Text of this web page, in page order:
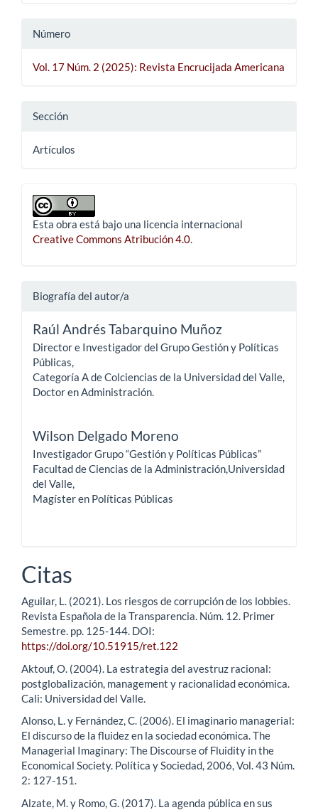
Número
Vol. 17 Núm. 2 (2025): Revista Encrucijada Americana
Sección
Artículos
Esta obra está bajo una licencia internacional
Creative Commons Atribución 4.0.
Biografía del autor/a
Raúl Andrés Tabarquino Muñoz
Director e Investigador del Grupo Gestión y Políticas
Públicas,
Categoría A de Colciencias de la Universidad del Valle,
Doctor en Administración.
Wilson Delgado Moreno
Investigador Grupo “Gestión y Políticas Públicas”
Facultad de Ciencias de la Administración,Universidad
del Valle,
Magíster en Políticas Públicas
Citas
Aguilar, L. (2021). Los riesgos de corrupción de los lobbies.
Revista Española de la Transparencia. Núm. 12. Primer
Semestre. pp. 125-144. DOI:
https://doi.org/10.51915/ret.122
Aktouf, O. (2004). La estrategia del avestruz racional:
postglobalización, management y racionalidad económica.
Cali: Universidad del Valle.
Alonso, L. y Fernández, C. (2006). El imaginario managerial:
El discurso de la fluidez en la sociedad económica. The
Managerial Imaginary: The Discourse of Fluidity in the
Economical Society. Política y Sociedad, 2006, Vol. 43 Núm.
2: 127-151.
Alzate, M. y Romo, G. (2017). La agenda pública en sus